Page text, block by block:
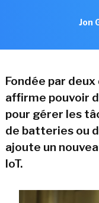
Jon
Fondée par
affirme pouvoir
pour gérer les
de batteries ou
ajoute un
IoT.